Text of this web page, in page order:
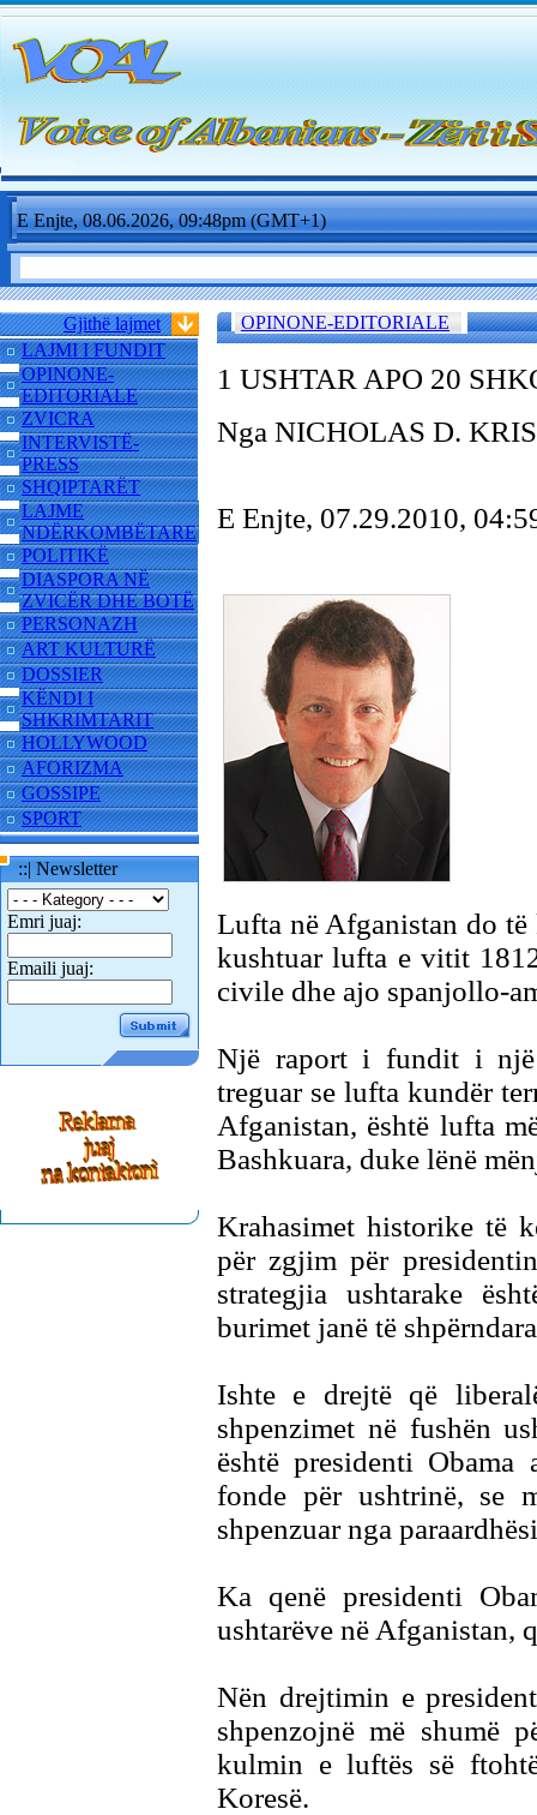
E Enjte, 08.06.2026, 09:48pm (GMT+1)
Gjithë lajmet
LAJMI I FUNDIT
OPINONE-
EDITORIALE
ZVICRA
INTERVISTË-
PRESS
SHQIPTARËT
LAJME
NDËRKOMBËTARE
POLITIKË
DIASPORA NË
ZVICËR DHE BOTË
PERSONAZH
ART KULTURË
DOSSIER
KËNDI I
SHKRIMTARIT
HOLLYWOOD
AFORIZMA
GOSSIPE
SPORT
::| Newsletter
Emri juaj:
Emaili juaj:
OPINONE-EDITORIALE
1 USHTAR APO 20
Nga NICHOLAS D.
E Enjte, 07.29.2010,
Lufta në Afganistan do të
kushtuar lufta e vitit
civile dhe ajo spanjollo-
Një raport i fundit i një
treguar se lufta kundër
Afganistan, është lufta
Bashkuara, duke lënë
Krahasimet historike të
për zgjim për
strategjia ushtarake
burimet janë të
Ishte e drejtë që
shpenzimet në fushën
është presidenti
fonde për ushtrinë, se
shpenzuar nga
Ka qenë presidenti
ushtarëve në Afganistan,
Nën drejtimin e
shpenzojnë më shumë
kulmin e luftës së
Koresë.